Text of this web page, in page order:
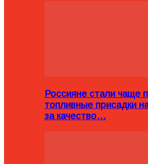
Россияне стали чаще
топливные присадки
за качество…